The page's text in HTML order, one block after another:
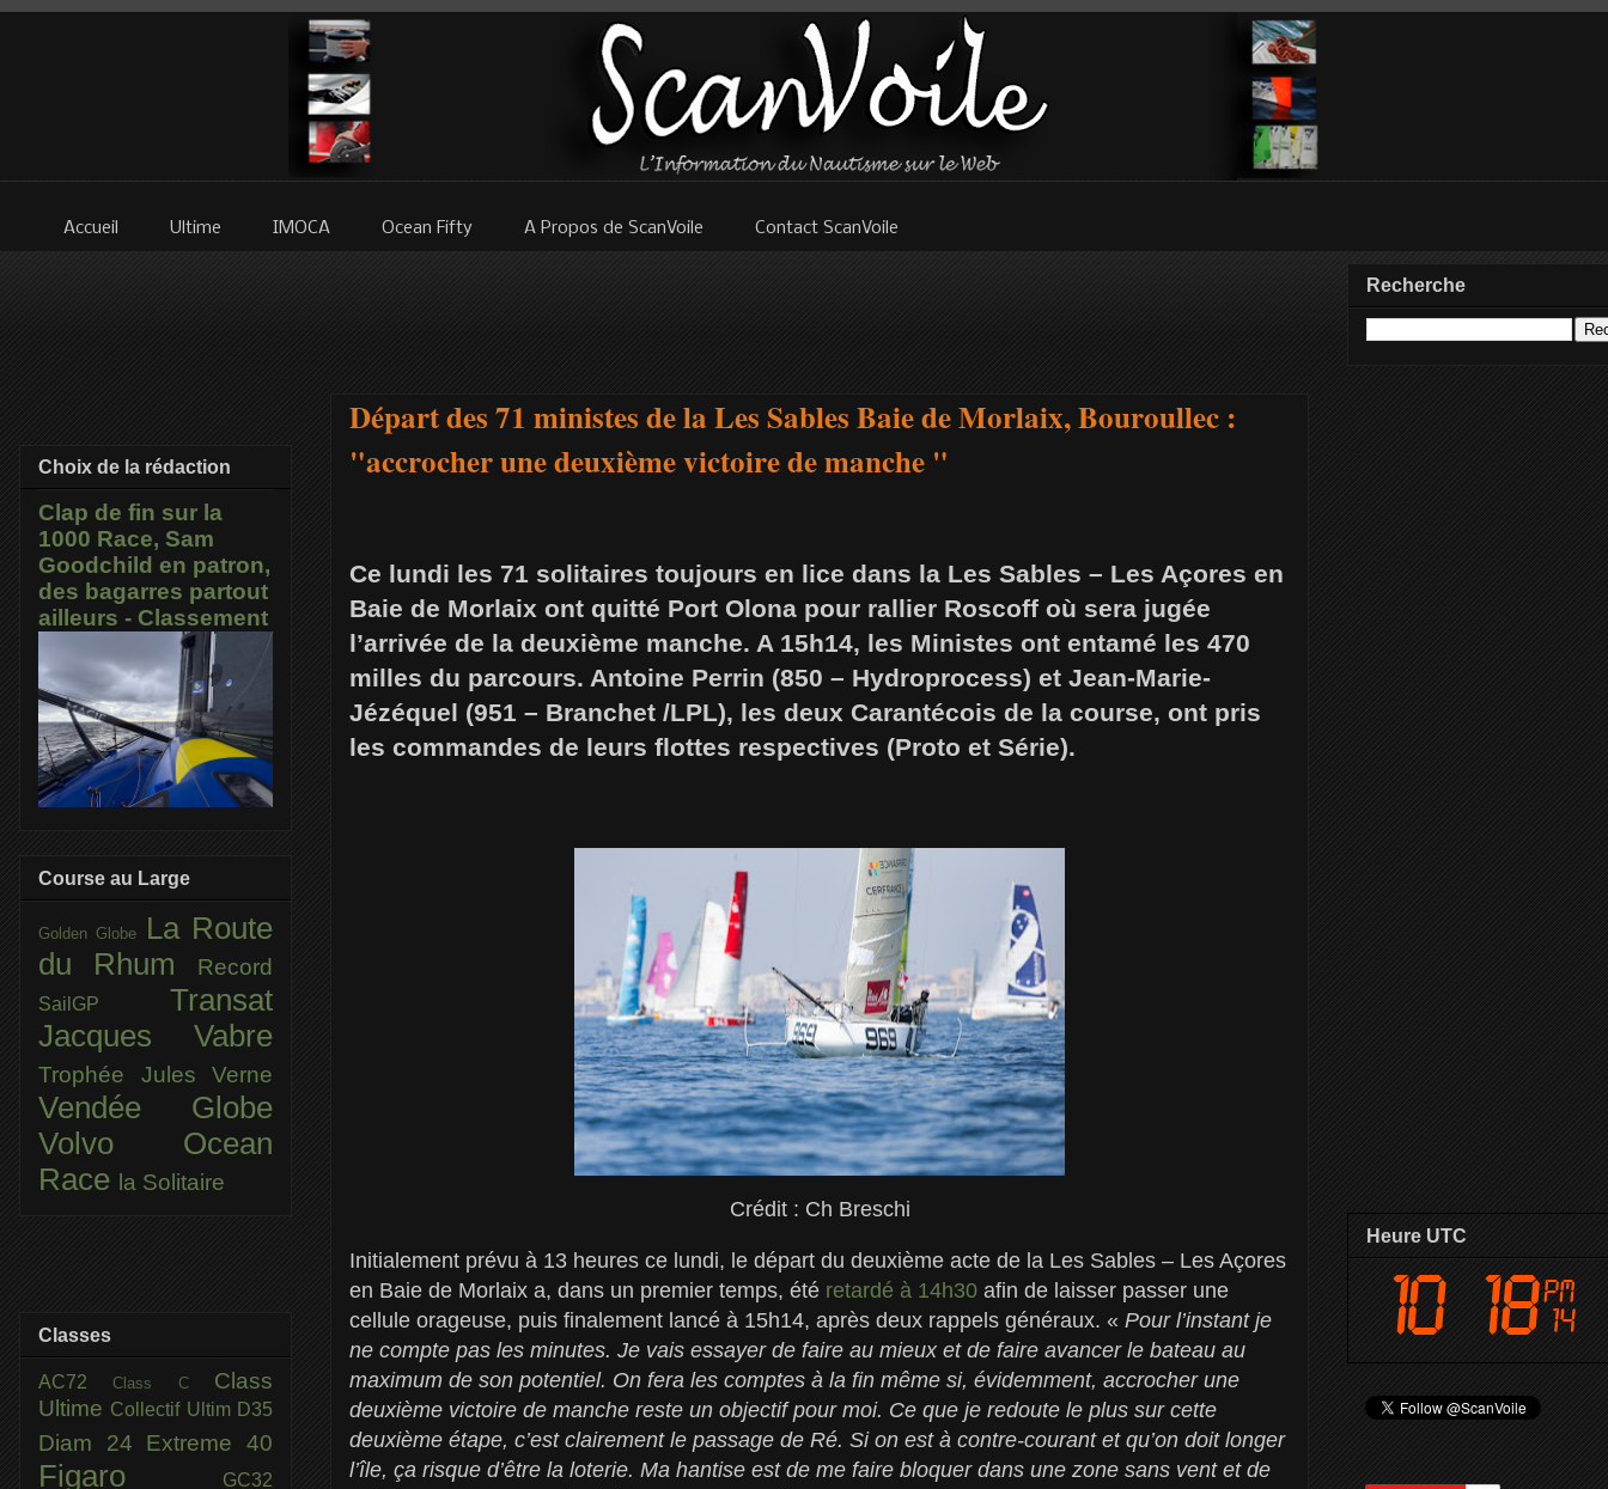
Accueil Ultime IMOCA Ocean Fifty A Propos de ScanVoile Contact ScanVoile
Départ des 71 ministes de la Les Sables Baie de Morlaix, Bouroullec :
"accrocher une deuxième victoire de manche "
Ce lundi les 71 solitaires toujours en lice dans la Les Sables – Les Açores en
Baie de Morlaix ont quitté Port Olona pour rallier Roscoff où sera jugée
l’arrivée de la deuxième manche. A 15h14, les Ministes ont entamé les 470
milles du parcours. Antoine Perrin (850 – Hydroprocess) et Jean-Marie-
Jézéquel (951 – Branchet /LPL), les deux Carantécois de la course, ont pris
les commandes de leurs flottes respectives (Proto et Série).
Crédit : Ch Breschi
Initialement prévu à 13 heures ce lundi, le départ du deuxième acte de la Les Sables – Les Açores
en Baie de Morlaix a, dans un premier temps, été retardé à 14h30 afin de laisser passer une
cellule orageuse, puis finalement lancé à 15h14, après deux rappels généraux. « Pour l’instant je
ne compte pas les minutes. Je vais essayer de faire au mieux et de faire avancer le bateau au
maximum de son potentiel. On fera les comptes à la fin même si, évidemment, accrocher une
deuxième victoire de manche reste un objectif pour moi. Ce que je redoute le plus sur cette
deuxième étape, c’est clairement le passage de Ré. Si on est à contre-courant et qu’on doit longer
l’île, ça risque d’être la loterie. Ma hantise est de me faire bloquer dans une zone sans vent et de
Choix de la rédaction
Clap de fin sur la
1000 Race, Sam
Goodchild en patron,
des bagarres partout
ailleurs - Classement
Course au Large
Golden Globe
La Route
du Rhum
Record
SailGP Transat
Jacques Vabre
Trophée Jules Verne
Vendée Globe
Volvo Ocean
Race la Solitaire
Classes
AC72Class C Class
Ultime Collectif Ultim D35
Diam 24 Extreme 40
Figaro GC32
Recherche
Heure UTC